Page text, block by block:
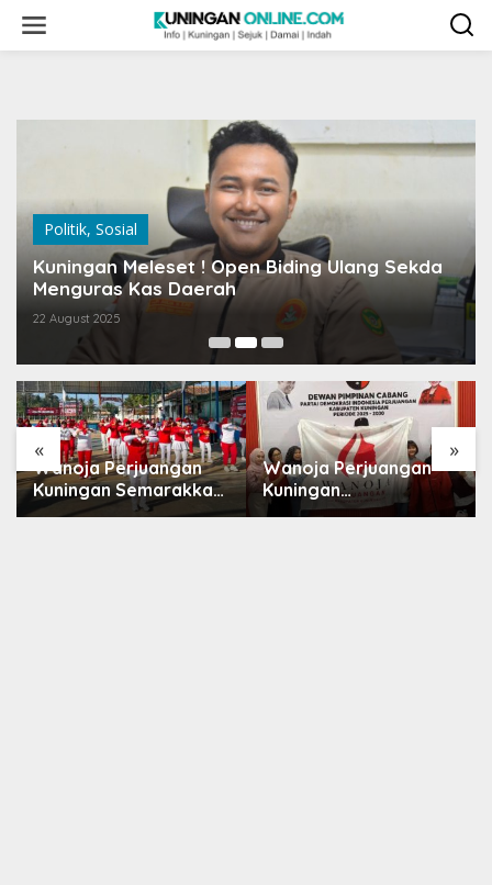
content
Politik, Sosial
Kuningan Meleset ! Open Biding Ulang Sekda
Menguras Kas Daerah
22 August 2025
« »
Wanoja Perjuangan
Kuningan Semarakkan
HUT ke-8 RI, Indah Nur
Wanoja Perjuangan
Kuningan
Konsolidasikan